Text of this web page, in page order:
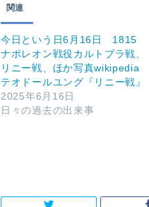
関連
今日という日6月16日 1815
ナポレオン戦役カルトブラ戦、
リニー戦、ほか写真wikipedia
テオドールユング『リニー戦』
2025年6月16日
日々の過去の出来事